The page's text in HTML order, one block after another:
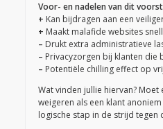
Voor- en nadelen van dit
+ Kan bijdragen aan een
+ Maakt malafide websites
– Drukt extra administratieve
– Privacyzorgen bij klanten die
– Potentiële chilling effect op
Wat vinden jullie hiervan?
weigeren als een klant
logische stap in de strijd tegen